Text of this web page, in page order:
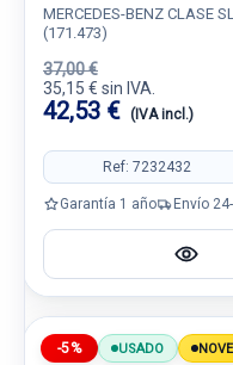
MERCEDES-BENZ CLASE
(171.473)
37,00 €
35,15 € sin IVA.
42,53 € (IVA incl.)
Ref: 7232432
Garantía 1 año Envío
-5% USADO